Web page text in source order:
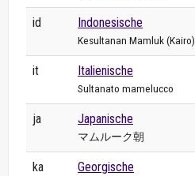
id Indonesische
Kesultanan Mamluk (Kairo)
it Italienische
Sultanato mamelucco
ja Japanische
マムルーク朝
ka Georgische